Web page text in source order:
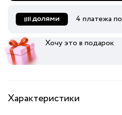
4 платежа по
Хочу это в подарок
Характеристики